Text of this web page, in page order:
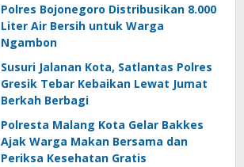
Polres Bojonegoro Distribusikan 8.000
Liter Air Bersih untuk Warga
Ngambon
Susuri Jalanan Kota, Satlantas Polres
Gresik Tebar Kebaikan Lewat Jumat
Berkah Berbagi
Polresta Malang Kota Gelar Bakkes
Ajak Warga Makan Bersama dan
Periksa Kesehatan Gratis